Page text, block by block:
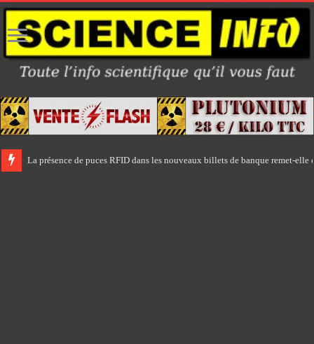
La présence de puces RFID dans les nouveaux billets de banque remet-